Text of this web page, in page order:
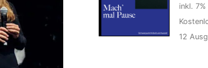
inkl. 7%
12